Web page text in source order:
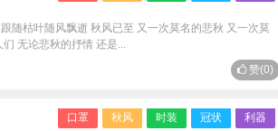
随枯叶随风飘逝 秋风已至 又一次莫名的悲秋 又一次莫
无论悲秋的抒情 还是...
赞(0)
口罩 秋风 时装 冠状 利器